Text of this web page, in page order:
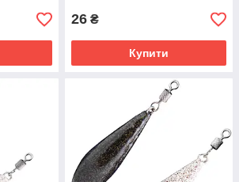
26 ₴
Купити